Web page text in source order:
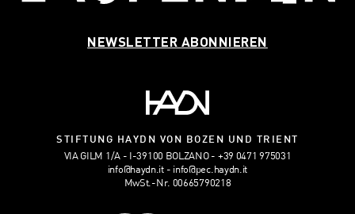
NEWSLETTER ABONNIEREN
STIFTUNG HAYDN VON BOZEN UND TRIENT
VIA GILM 1/A - I-39100 BOLZANO
+39 0471 975031
info@haydn.it
info@pec.haydn.it
MwSt.-Nr. 00665790218